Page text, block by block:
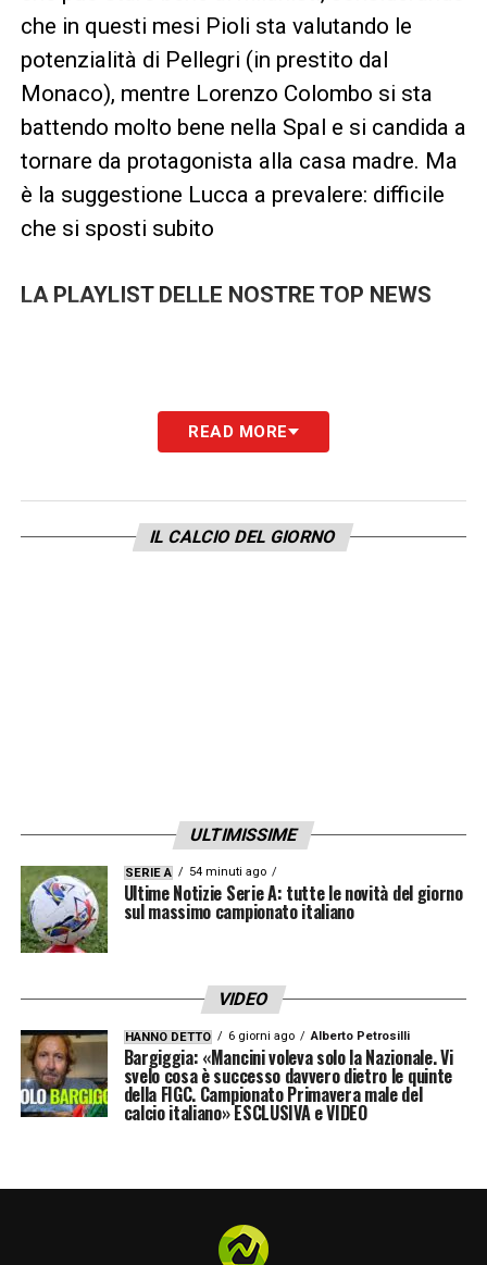
che in questi mesi Pioli sta valutando le
potenzialità di Pellegri (in prestito dal
Monaco), mentre Lorenzo Colombo si sta
battendo molto bene nella Spal e si candida a
tornare da protagonista alla casa madre. Ma
è la suggestione Lucca a prevalere: difficile
che si sposti subito
LA PLAYLIST DELLE NOSTRE TOP NEWS
READ MORE
IL CALCIO DEL GIORNO
ULTIMISSIME
SERIE A 54 minuti ago
Ultime Notizie Serie A: tutte le novità del giorno
sul massimo campionato italiano
VIDEO
HANNO DETTO 6 giorni ago Alberto Petrosilli
Bargiggia: «Mancini voleva solo la Nazionale. Vi
svelo cosa è successo davvero dietro le quinte
della FIGC. Campionato Primavera male del
calcio italiano» ESCLUSIVA e VIDEO